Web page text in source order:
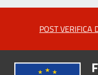
POST